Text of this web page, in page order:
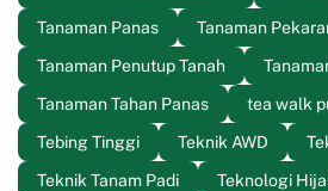
Tanaman Panas
Tanaman
Tanaman Penutup Tanah
Tanaman Tahan Panas
tea walk
Tebing Tinggi
Teknik AWD
Teknik Tanam Padi
Teknologi